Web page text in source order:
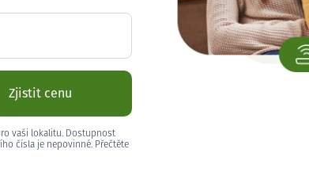
Zjistit cenu
vaši lokalitu. Dostupnost
čísla je nepovinné. Přečtěte